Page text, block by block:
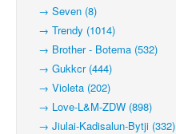
→ Seven (8)
→ Trendy (1014)
→ Brother - Botema (532)
→ Gukkcr (444)
→ Violeta (202)
→ Love-L&M-ZDW (898)
→ Jiulai-Kadisalun-Bytji (332)